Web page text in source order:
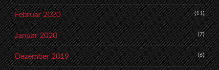
Februar 2020 (11)
Januar 2020 (7)
Dezember 2019 (6)